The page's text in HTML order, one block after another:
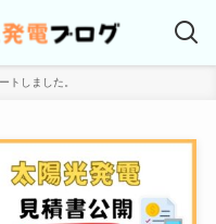
トしました。